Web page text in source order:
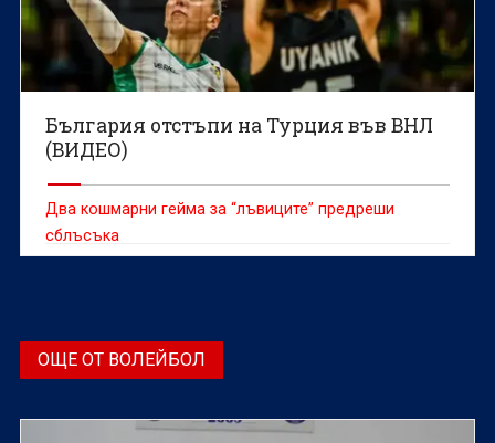
България отстъпи на Турция във ВНЛ
(ВИДЕО)
Два кошмарни гейма за “лъвиците” предреши
сблъсъка
ОЩЕ ОТ ВОЛЕЙБОЛ